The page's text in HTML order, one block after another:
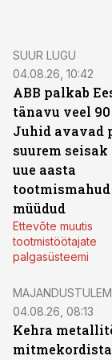
SUUR LUGU
04.08.26, 10:42
ABB palkab
tänavu veel
Juhid avavad
suurem seisak
uue aasta
tootmismahud
müüdud
Ettevõte muutis
tootmistöötajate
palgasüsteemi
04.08.26, 08:13
Kehra